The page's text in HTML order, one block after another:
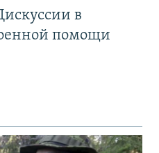
в
помощи